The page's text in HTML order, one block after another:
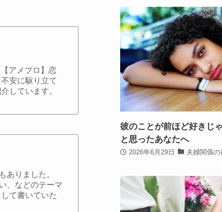
アメブロ】恋
安に駆り立て
しています。
ありました。
、などのテーマ
て書いていた
彼のことが前ほど好きじ
と思ったあなたへ
2026年6月29日 夫婦関係の